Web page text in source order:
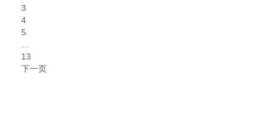
3
4
5
13
下一页